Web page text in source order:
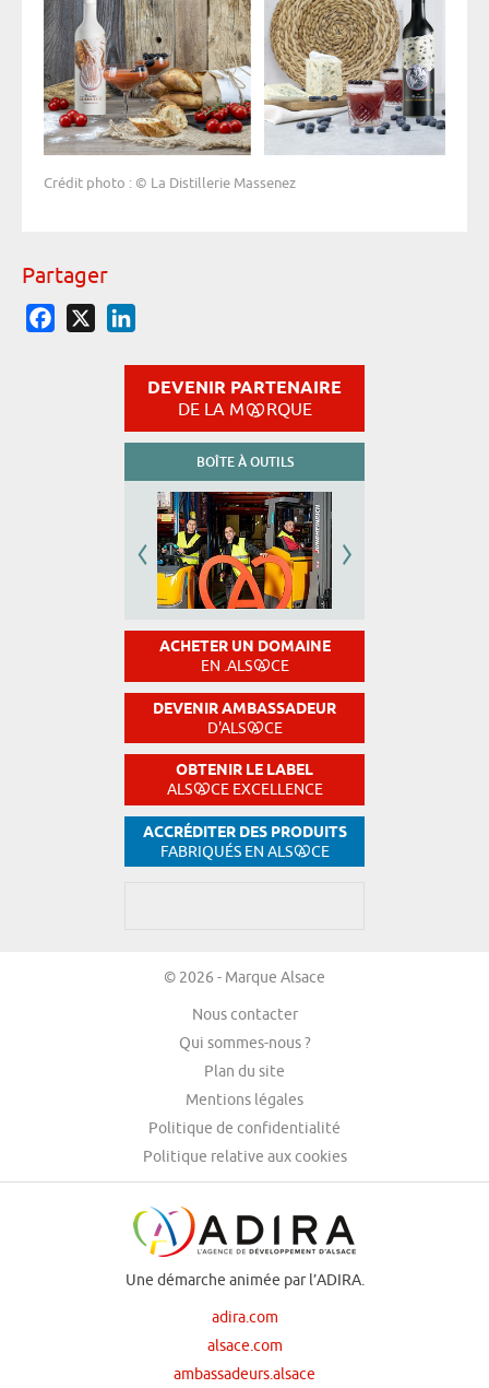
Crédit photo : © La Distillerie Massenez
Partager
Facebook
DEVENIR PARTENAIRE
DE LA M RQUE
BOÎTE À OUTILS
ACHETER UN DOMAINE
EN .ALS CE
DEVENIR AMBASSADEUR
D'ALS CE
OBTENIR LE LABEL
ALS CE EXCELLENCE
ACCRÉDITER DES PRODUITS
FABRIQUÉS EN ALS CE
© 2026 - Marque Alsace
Nous contacter
Qui sommes-nous ?
Plan du site
Mentions légales
Politique de confidentialité
Politique relative aux cookies
Une démarche animée par l’ADIRA.
adira.com
alsace.com
ambassadeurs.alsace